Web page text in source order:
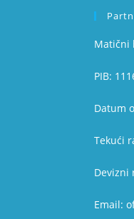
Matični
PIB:
Datum
Tekući
Devizni
Email: